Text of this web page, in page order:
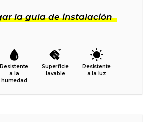
la guía de instalación
Resistente
a la
humedad
Superficie
lavable
Resistente
a la luz